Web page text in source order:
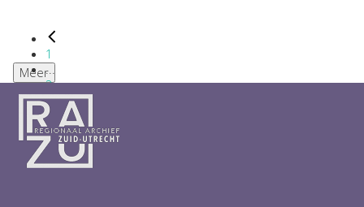
1
...
2
3
4
5
6
...
Meer